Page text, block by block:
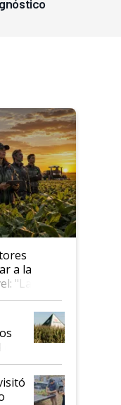
a la
"Las
son